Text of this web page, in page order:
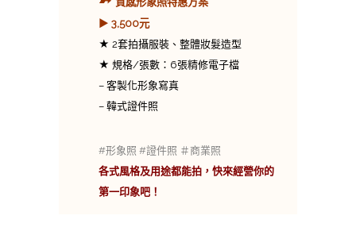
► 3,500元
★ 2套拍攝服裝、整體妝髮造型
★ 規格/張數：6張精修電子檔
– 客製化形象寫真
– 韓式證件照
#形象照 #證件照 ＃商業照
各式風格及用途都能拍，快來經營你的
第一印象吧！